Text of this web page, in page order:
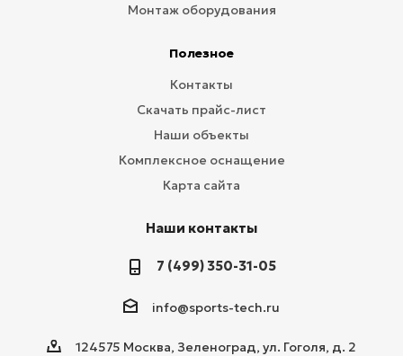
Монтаж оборудования
Полезное
Контакты
Скачать прайс-лист
Наши объекты
Комплексное оснащение
Карта сайта
Наши контакты
7 (499) 350-31-05
info@sports-tech.ru
124575 Москва, Зеленоград, ул. Гоголя, д. 2